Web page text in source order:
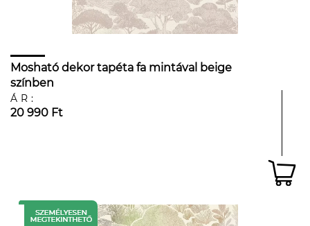
Mosható dekor tapéta fa mintával beige
színben
ÁR:
20 990 Ft